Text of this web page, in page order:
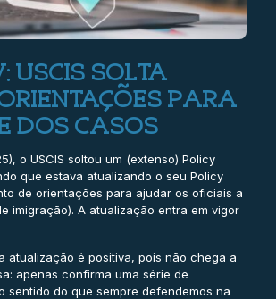
USCIS SOLTA
PARA
DOS CASOS
o USCIS soltou um (extenso) Policy
que estava atualizando o seu Policy
de orientações para ajudar os oficiais a
imigração). A atualização entra em vigor
atualização é positiva, pois não chega a
apenas confirma uma série de
sentido do que sempre defendemos na